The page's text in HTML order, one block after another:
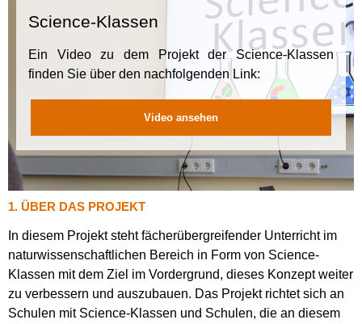
Science-Klassen
Ein Video zu dem Projekt der Science-Klassen
finden Sie über den nachfolgenden Link:
Video ansehen
1. ÜBER DAS PROJEKT
In diesem Projekt steht fächerübergreifender Unterricht im
naturwissenschaftlichen Bereich in Form von Science-
Klassen mit dem Ziel im Vordergrund, dieses Konzept weiter
zu verbessern und auszubauen. Das Projekt richtet sich an
Schulen mit Science-Klassen und Schulen, die an diesem